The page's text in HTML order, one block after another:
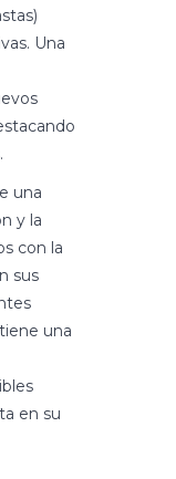
Una
una
y la
con la
sus
una
en su